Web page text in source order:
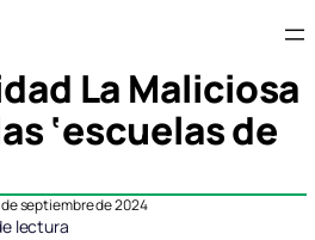
La Maliciosa
‘escuelas de
septiembre de 2024
lectura